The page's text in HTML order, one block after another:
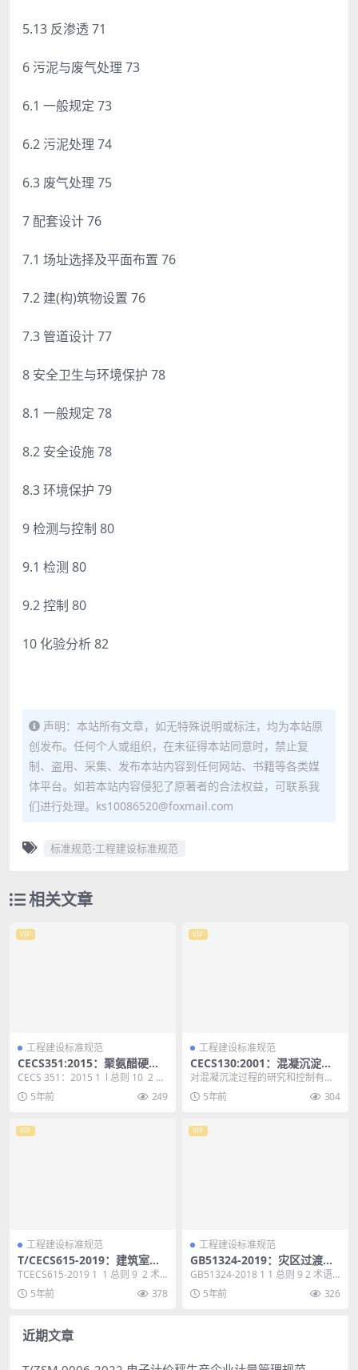
5.13 反渗透 71
6 污泥与废气处理 73
6.1 一般规定 73
6.2 污泥处理 74
6.3 废气处理 75
7 配套设计 76
7.1 场址选择及平面布置 76
7.2 建(构)筑物设置 76
7.3 管道设计 77
8 安全卫生与环境保护 78
8.1 一般规定 78
8.2 安全设施 78
8.3 环境保护 79
9 检测与控制 80
9.1 检测 80
9.2 控制 80
10 化验分析 82
声明：本站所有文章，如无特殊说明或标注，均为本站原
创发布。任何个人或组织，在未征得本站同意时，禁止复
制、盗用、采集、发布本站内容到任何网站、书籍等各类媒
体平台。如若本站内容侵犯了原著者的合法权益，可联系我
们进行处理。ks10086520@foxmail.com
标准规范-工程建设标准规范
相关文章
VIP
工程建设标准规范
CECS351:2015：聚氨醋硬泡
复合保温板应用技术规程
CECS 351：2015 1 l 总则 10 2 术
语 11 3 基本规...
5年前 249
VIP
工程建设标准规范
CECS130:2001：混凝沉淀烧
杯试验方法
对混凝沉淀过程的研究和控制有混
凝沉淀烧杯试验法、电泳和流动电
流检测法、胶体滴定法...
5年前 304
VIP
工程建设标准规范
T/CECS615-2019：建筑室内
空气质量监测与评价标准
TCECS615-2019 1 1 总则 9 2 术
语 10 3 基本规定...
5年前 378
VIP
工程建设标准规范
GB51324-2019：灾区过渡安
置点防火标准
GB51324-2018 1 1 总则 9 2 术语 1
0 3 灾区应急避难场所...
5年前 326
近期文章